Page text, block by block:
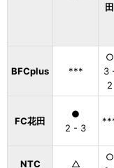
田
BFCplus ***
○
3
2
FC花田
●
2 - 3
NTC
△
○